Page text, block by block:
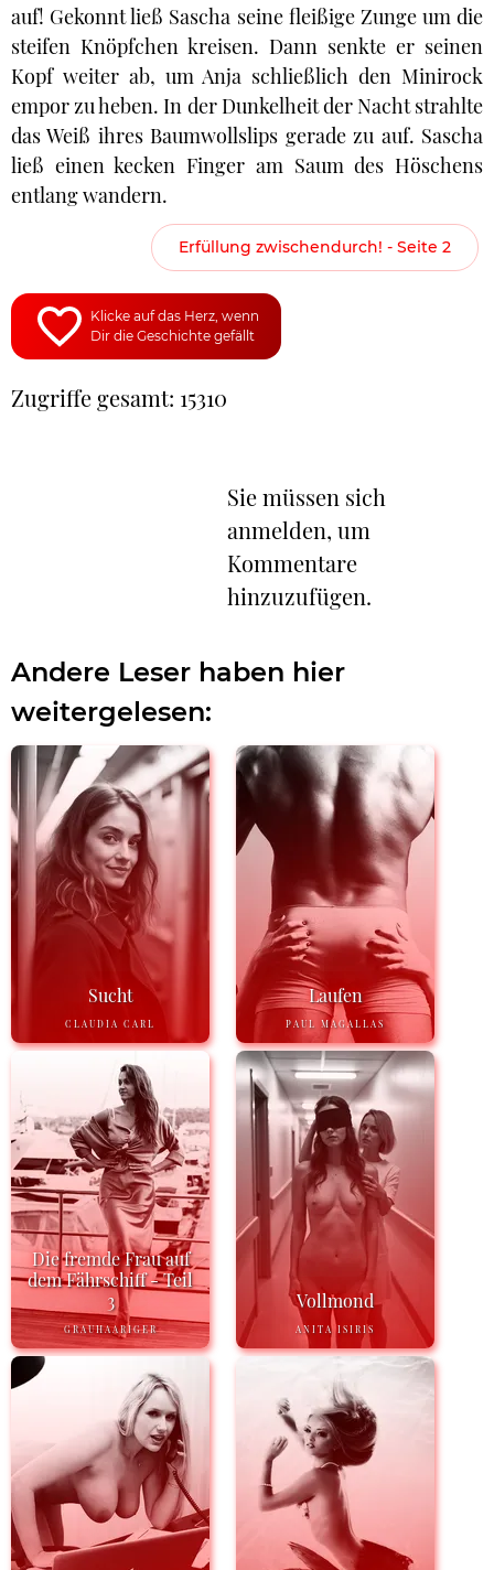
auf! Gekonnt ließ Sascha seine fleißige Zunge um die
steifen Knöpfchen kreisen. Dann senkte er seinen
Kopf weiter ab, um Anja schließlich den Minirock
empor zu heben. In der Dunkelheit der Nacht strahlte
das Weiß ihres Baumwollslips gerade zu auf. Sascha
ließ einen kecken Finger am Saum des Höschens
entlang wandern.
Erfüllung zwischendurch! - Seite 2
Klicke auf das Herz, wenn
Dir die Geschichte gefällt
Zugriffe gesamt: 15310
Sie müssen sich
anmelden, um
Kommentare
hinzuzufügen.
Andere Leser haben hier
weitergelesen:
Sucht
CLAUDIA CARL
Laufen
PAUL MAGALLAS
Die fremde Frau auf
dem Fährschiff - Teil
3
GRAUHAARIGER
Vollmond
ANITA ISIRIS